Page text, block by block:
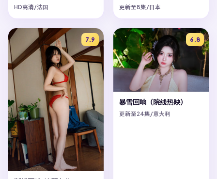
HD高清/法国 更新至8集/日本
7.9 6.8
暴雪回响（院线热映）
更新至24集/意大利